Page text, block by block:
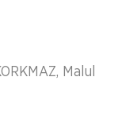
Malul